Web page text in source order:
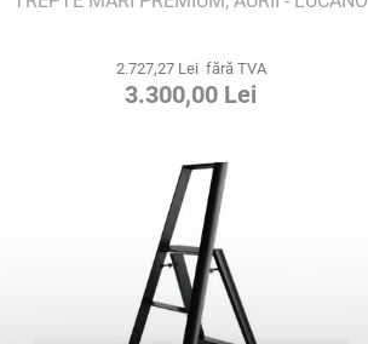
2.727,27 Lei fără TVA
3.300,00 Lei